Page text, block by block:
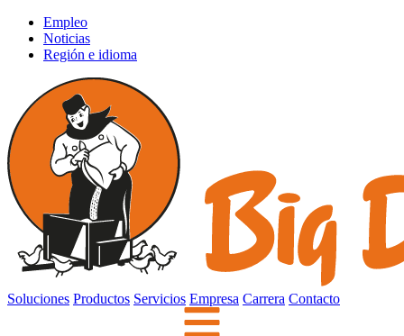
Empleo
Noticias
Región e idioma
Soluciones Productos Servicios Empresa Carrera Contacto